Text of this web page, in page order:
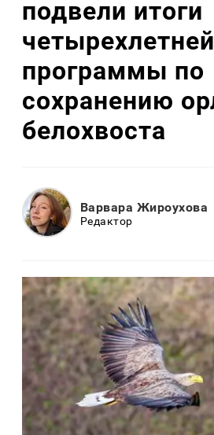
подвели итоги
четырехлетней
программы по
сохранению
белохвоста
Варвара Жироухова
Редактор